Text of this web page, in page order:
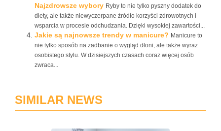
Najzdrowsze wybory Ryby to nie tylko pyszny dodatek do
diety, ale także niewyczerpane źródło korzyści zdrowotnych i
wsparcia w procesie odchudzania. Dzięki wysokiej zawartości...
Jakie są najnowsze trendy w manicure? Manicure to
nie tylko sposób na zadbanie o wygląd dłoni, ale także wyraz
osobistego stylu. W dzisiejszych czasach coraz więcej osób
zwraca...
SIMILAR NEWS